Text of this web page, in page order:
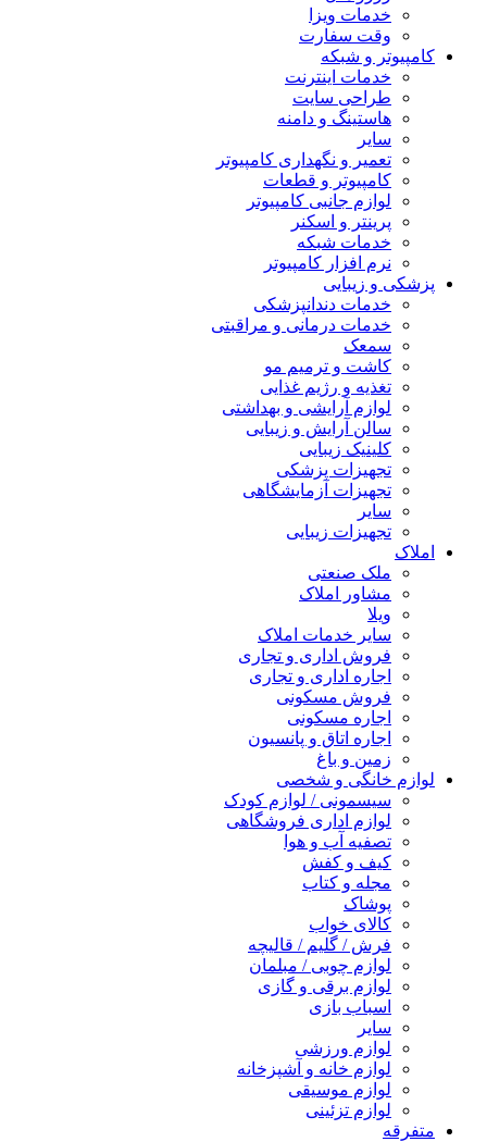
خدمات ویزا
وقت سفارت
کامپیوتر و شبکه
خدمات اینترنت
طراحی سایت
هاستینگ و دامنه
سایر
تعمیر و نگهداری کامپیوتر
کامپیوتر و قطعات
لوازم جانبی کامپیوتر
پرینتر و اسکنر
خدمات شبکه
نرم افزار کامپیوتر
پزشکی و زیبایی
خدمات دندانپزشکی
خدمات درمانی و مراقبتی
سمعک
کاشت و ترمیم مو
تغذیه و رژیم غذایی
لوازم آرایشی و بهداشتی
سالن آرایش و زیبایی
کلینیک زیبایی
تجهیزات پزشکی
تجهیزات آزمایشگاهی
سایر
تجهیزات زیبایی
املاک
ملک صنعتی
مشاور املاک
ویلا
سایر خدمات املاک
فروش اداری و تجاری
اجاره اداری و تجاری
فروش مسکونی
اجاره مسکونی
اجاره اتاق و پانسیون
زمین و باغ
لوازم خانگی و شخصی
سیسمونی / لوازم کودک
لوازم اداری فروشگاهی
تصفیه آب و هوا
کیف و کفش
مجله و کتاب
پوشاک
کالای خواب
فرش / گلیم / قالیچه
لوازم چوبی / مبلمان
لوازم برقی و گازی
اسباب بازی
سایر
لوازم ورزشی
لوازم خانه و آشپزخانه
لوازم موسیقی
لوازم تزئینی
متفرقه